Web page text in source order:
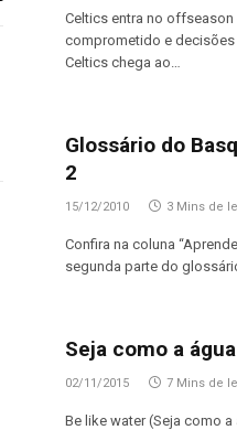
Celtics entra no
comprometido e
Celtics chega ao…
Glossário do
2
15/12/2010 3 Mins de
Confira na coluna
segunda parte do
Seja como a água
02/11/2015 7 Mins de
Be like water (Seja como